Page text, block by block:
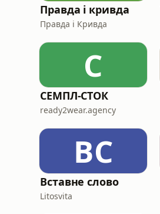
Правда і кривда
Правда і Кривда
С
СЕМПЛ-СТОК
ready2wear.agency
ВС
Вставне слово
Litosvita